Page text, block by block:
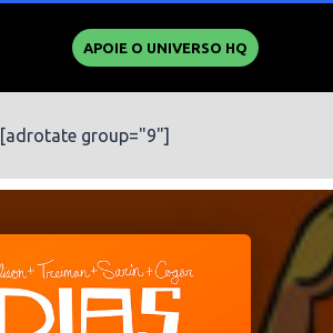
APOIE O UNIVERSO HQ
[adrotate group="9"]